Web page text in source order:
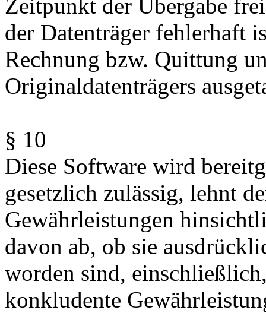
Zeitpunkt der Übergabe
der Datenträger fehlerhaft
Rechnung bzw. Quittung
Originaldatenträgers
§ 10
Diese Software wird
gesetzlich zulässig, lehnt
Gewährleistungen
davon ab, ob sie
worden sind,
konkludente